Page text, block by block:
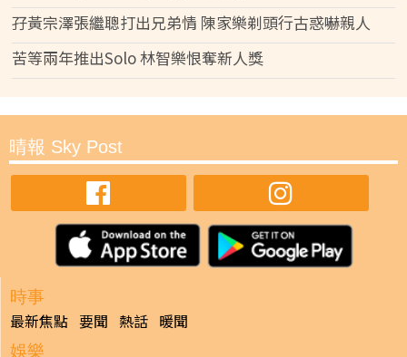
孖黃宗澤張繼聰打出兄弟情 陳家樂剃頭行古惑嚇親人
苦等兩年推出Solo 林智樂恨奪新人獎
晴報 Sky Post
時事
最新焦點 要聞 熱話 暖聞
娛樂